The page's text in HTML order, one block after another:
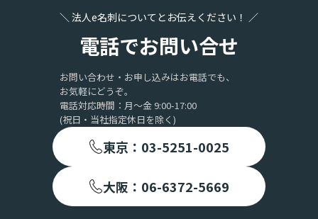
＼ 法人e名刺についてとお伝えください！ ／
電話でお問い合せ
お問い合わせ・お申し込みはお電話でも、
お気軽にどうぞ。
電話対応時間：月〜金 9:00-17:00
(祝日・当社指定休日を除く)
東京：03-5251-0025
大阪：06-6372-5669